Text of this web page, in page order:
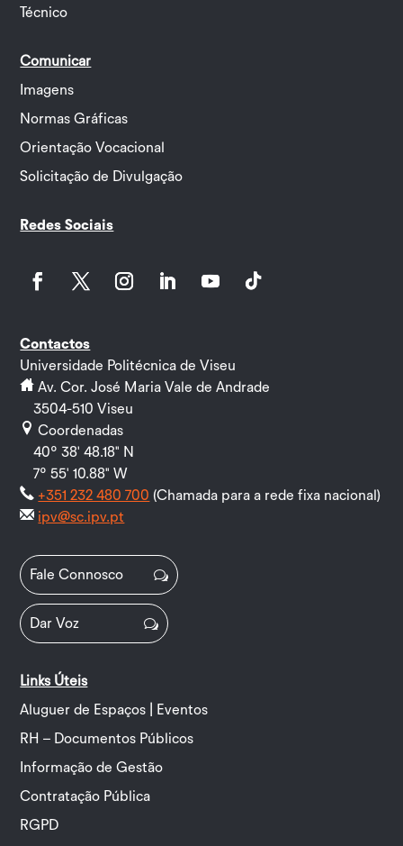
Técnico
Comunicar
Imagens
Normas Gráficas
Orientação Vocacional
Solicitação de Divulgação
Redes Sociais
Contactos
Universidade Politécnica de Viseu
Av. Cor. José Maria Vale de Andrade
3504-510 Viseu
Coordenadas
40º 38' 48.18" N
7º 55' 10.88" W
+351 232 480 700 (Chamada para a rede fixa nacional)
ipv@sc.ipv.pt
Fale Connosco
Dar Voz
Links Úteis
Aluguer de Espaços | Eventos
RH – Documentos Públicos
Informação de Gestão
Contratação Pública
RGPD